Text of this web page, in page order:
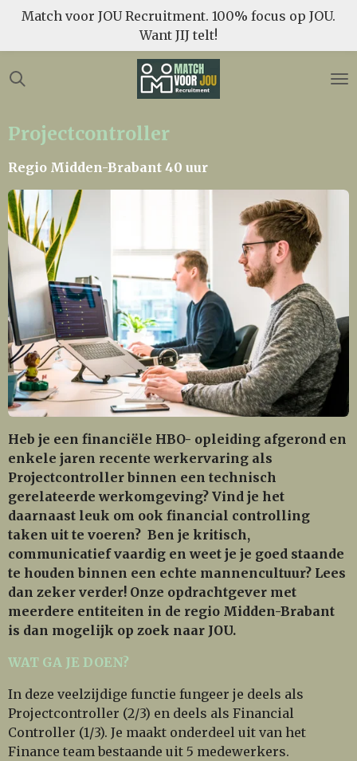
Ga
naar
de
Match voor JOU Recruitment. 100% focus op JOU.
Want JIJ telt!
Projectcontroller
Regio Midden-Brabant 40 uur
Heb je een financiële HBO- opleiding afgerond en
enkele jaren recente werkervaring als
Projectcontroller binnen een technisch
gerelateerde werkomgeving? Vind je het
daarnaast leuk om ook financial controlling
taken uit te voeren? Ben je kritisch,
communicatief vaardig en weet je je goed staande
te houden binnen een echte mannencultuur? Lees
dan zeker verder! Onze opdrachtgever met
meerdere entiteiten in de regio Midden-Brabant
is dan mogelijk op zoek naar JOU.
WAT GA JE DOEN?
In deze veelzijdige functie fungeer je deels als
Projectcontroller (2/3) en deels als Financial
Controller (1/3). Je maakt onderdeel uit van het
Finance team bestaande uit 5 medewerkers.